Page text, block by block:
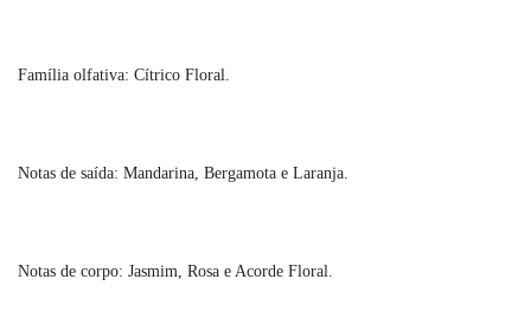
Família olfativa: Cítrico Floral.
Notas de saída: Mandarina, Bergamota e Laranja.
Notas de corpo: Jasmim, Rosa e Acorde Floral.